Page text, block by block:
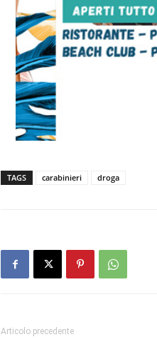
TAGS carabinieri droga
Articolo precedente